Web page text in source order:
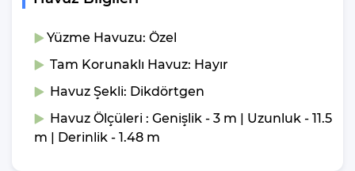
Yüzme Havuzu: Özel
Tam Korunaklı Havuz: Hayır
Havuz Şekli: Dikdörtgen
Havuz Ölçüleri : Genişlik - 3 m | Uzunluk - 11.5
m | Derinlik - 1.48 m